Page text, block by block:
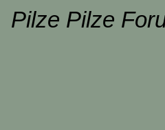
Pilze Pilze